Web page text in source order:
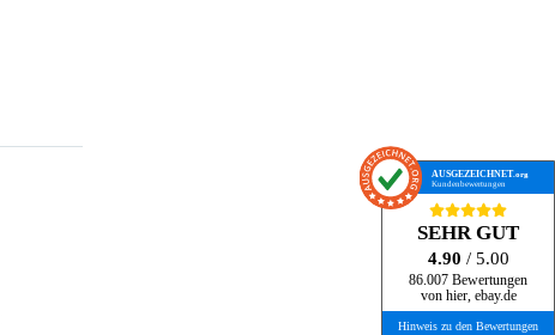
AUSGEZEICHNET.org
Kundenbewertungen
SEHR GUT
4.90 / 5.00
86.007 Bewertungen
von hier, ebay.de
Hinweis zu den Bewertungen